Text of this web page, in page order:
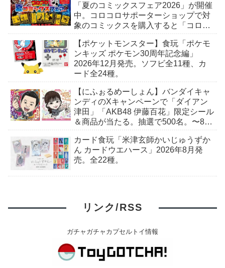
「夏のコミックスフェア2026」が開催
中。コロコロサポーターショップで対
象のコミックスを購入すると「コロコ
全7種。
【ポケットモンスター】食玩「ポケモ
ンキッズ ポケモン30周年記念編」
2026年12月発売。ソフビ全11種、カ
ード全24種。
【にふぉるめーしょん】バンダイキャ
ンディのXキャンペーンで「ダイアン
津田」「AKB48 伊藤百花」限定シール
＆商品が当たる。抽選で500名。〜8月
カード食玩「米津玄師かいじゅうずか
ん カードウエハース」2026年8月発
売。全22種。
リンク/RSS
ガチャガチャカプセルトイ情報